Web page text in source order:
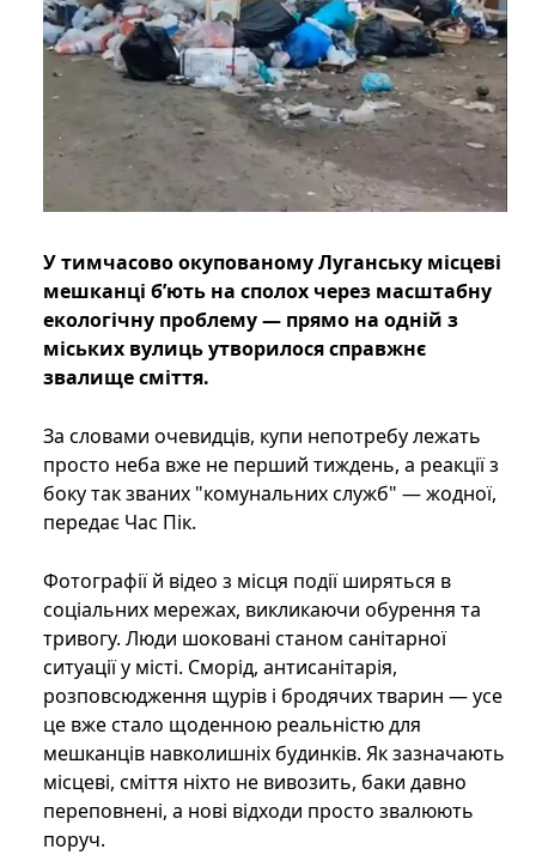
У тимчасово окупованому Луганську місцеві
мешканці б’ють на сполох через масштабну
екологічну проблему — прямо на одній з
міських вулиць утворилося справжнє
звалище сміття.
За словами очевидців, купи непотребу лежать
просто неба вже не перший тиждень, а реакції з
боку так званих "комунальних служб" — жодної,
передає Час Пік.
Фотографії й відео з місця події ширяться в
соціальних мережах, викликаючи обурення та
тривогу. Люди шоковані станом санітарної
ситуації у місті. Сморід, антисанітарія,
розповсюдження щурів і бродячих тварин — усе
це вже стало щоденною реальністю для
мешканців навколишніх будинків. Як зазначають
місцеві, сміття ніхто не вивозить, баки давно
переповнені, а нові відходи просто звалюють
поруч.